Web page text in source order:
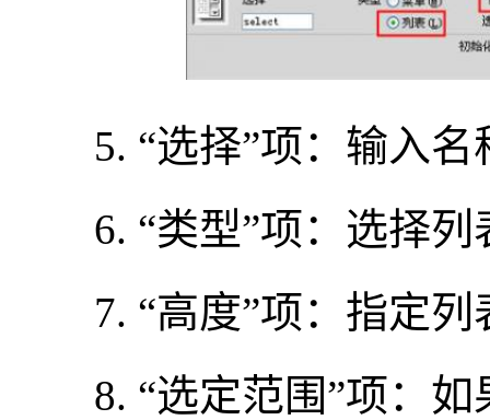
5. “选择”项：输入名
6. “类型”项：选择列
7. “高度”项：指定列
8. “选定范围”项：如